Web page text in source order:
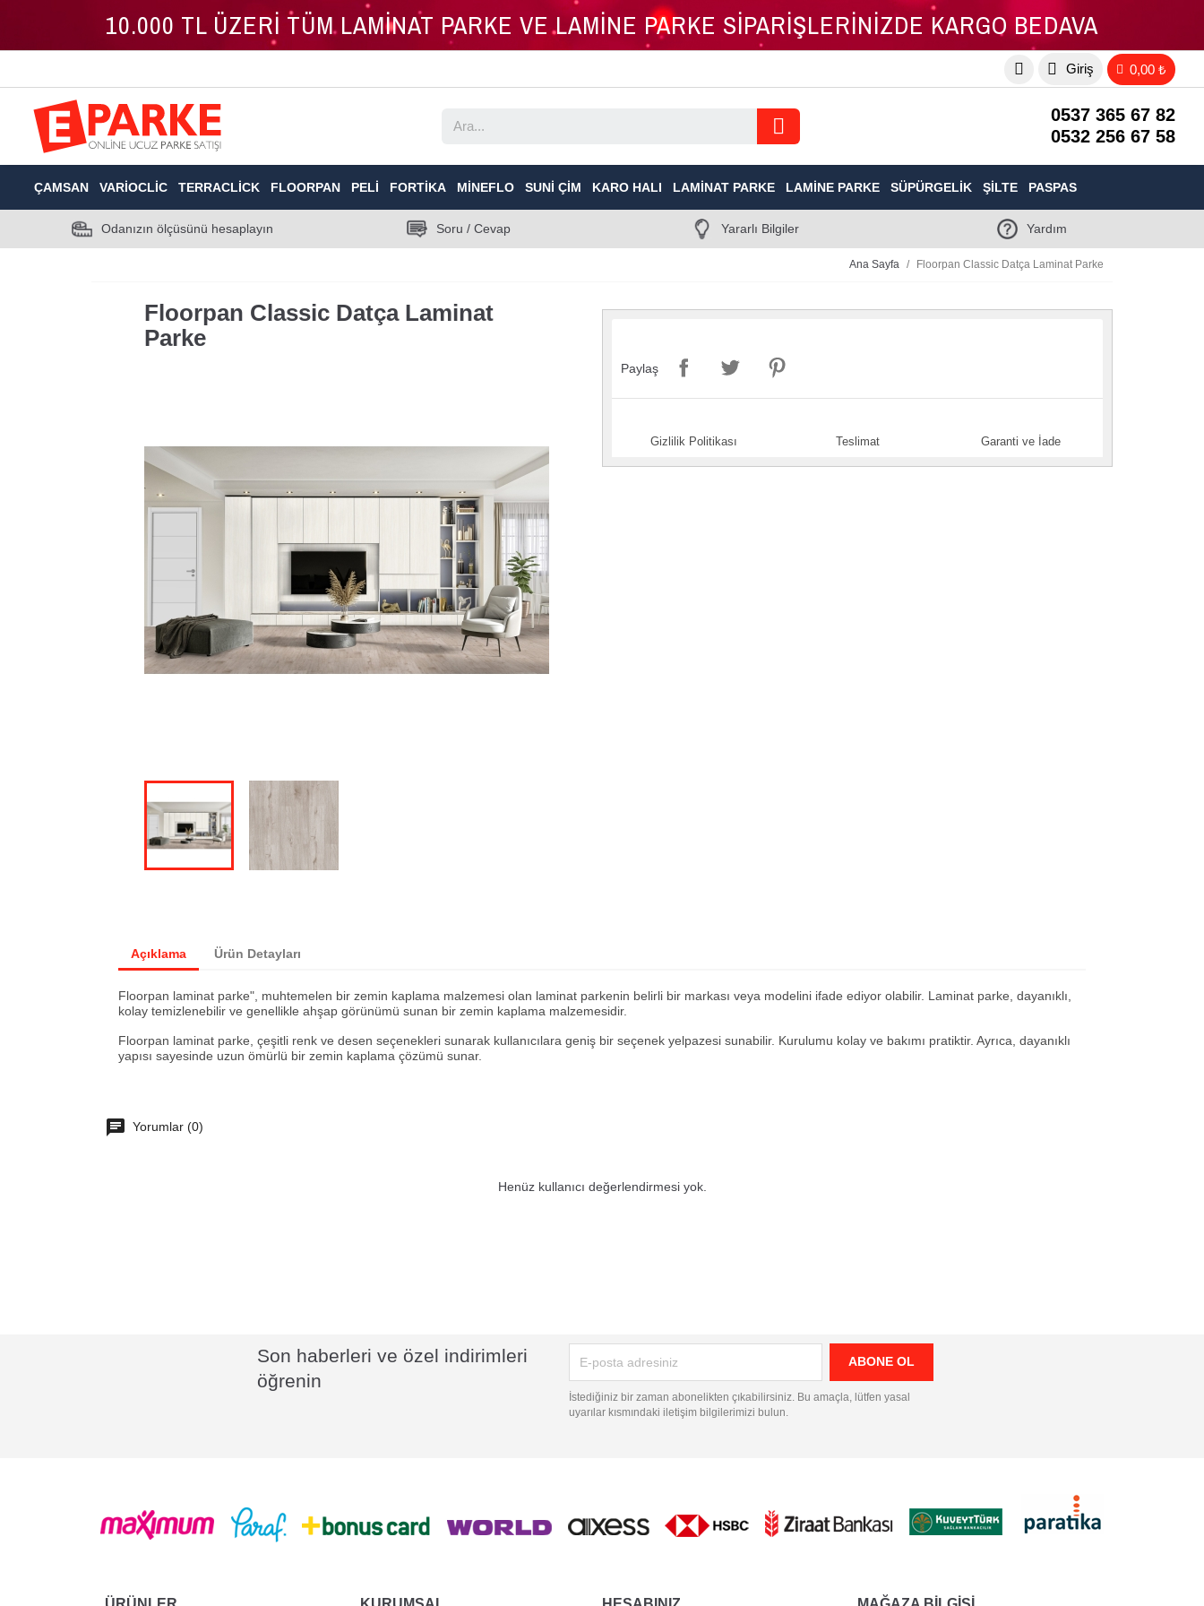
10.000 TL ÜZERİ TÜM LAMİNAT PARKE VE LAMİNE PARKE SİPARİŞLERİNİZDE KARGO BEDAVA
Giriş 0,00 ₺
0537 365 67 82
0532 256 67 58
ÇAMSAN VARIOCLIC TERRACLICK FLOORPAN PELI FORTIKA MINEFLO SUNI ÇIM KARO HALI LAMINAT PARKE LAMINE PARKE SÜPÜRGELIK ŞILTE PASPAS
Odanızın ölçüsünü hesaplayın Soru / Cevap Yararlı Bilgiler Yardım
Ana Sayfa Floorpan Classic Datça Laminat Parke
Floorpan Classic Datça Laminat
Parke
Paylaş
Gizlilik Politikası Teslimat Garanti ve İade
Açıklama Ürün Detayları
Floorpan laminat parke", muhtemelen bir zemin kaplama malzemesi olan laminat parkenin belirli bir markası veya modelini ifade ediyor olabilir. Laminat parke, dayanıklı,
kolay temizlenebilir ve genellikle ahşap görünümü sunan bir zemin kaplama malzemesidir.
Floorpan laminat parke, çeşitli renk ve desen seçenekleri sunarak kullanıcılara geniş bir seçenek yelpazesi sunabilir. Kurulumu kolay ve bakımı pratiktir. Ayrıca, dayanıklı
yapısı sayesinde uzun ömürlü bir zemin kaplama çözümü sunar.
Yorumlar (0)
Henüz kullanıcı değerlendirmesi yok.
Son haberleri ve özel indirimleri
öğrenin
İstediğiniz bir zaman abonelikten çıkabilirsiniz. Bu amaçla, lütfen yasal
uyarılar kısmındaki iletişim bilgilerimizi bulun.